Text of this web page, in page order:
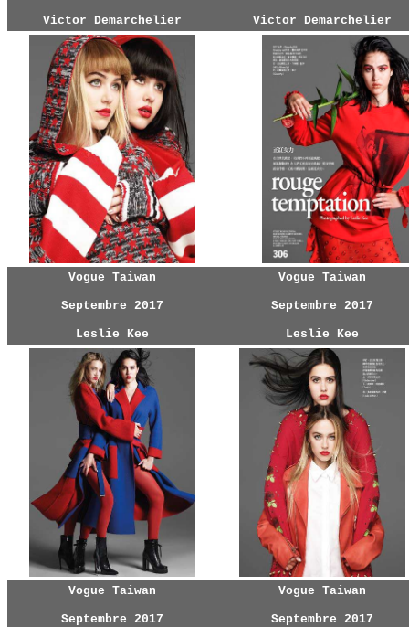
Victor Demarchelier Victor Demarchelier
Vogue Taiwan
Septembre 2017
Leslie Kee
Vogue Taiwan
Septembre 2017
Leslie Kee
Vogue Taiwan
Septembre 2017
Vogue Taiwan
Septembre 2017